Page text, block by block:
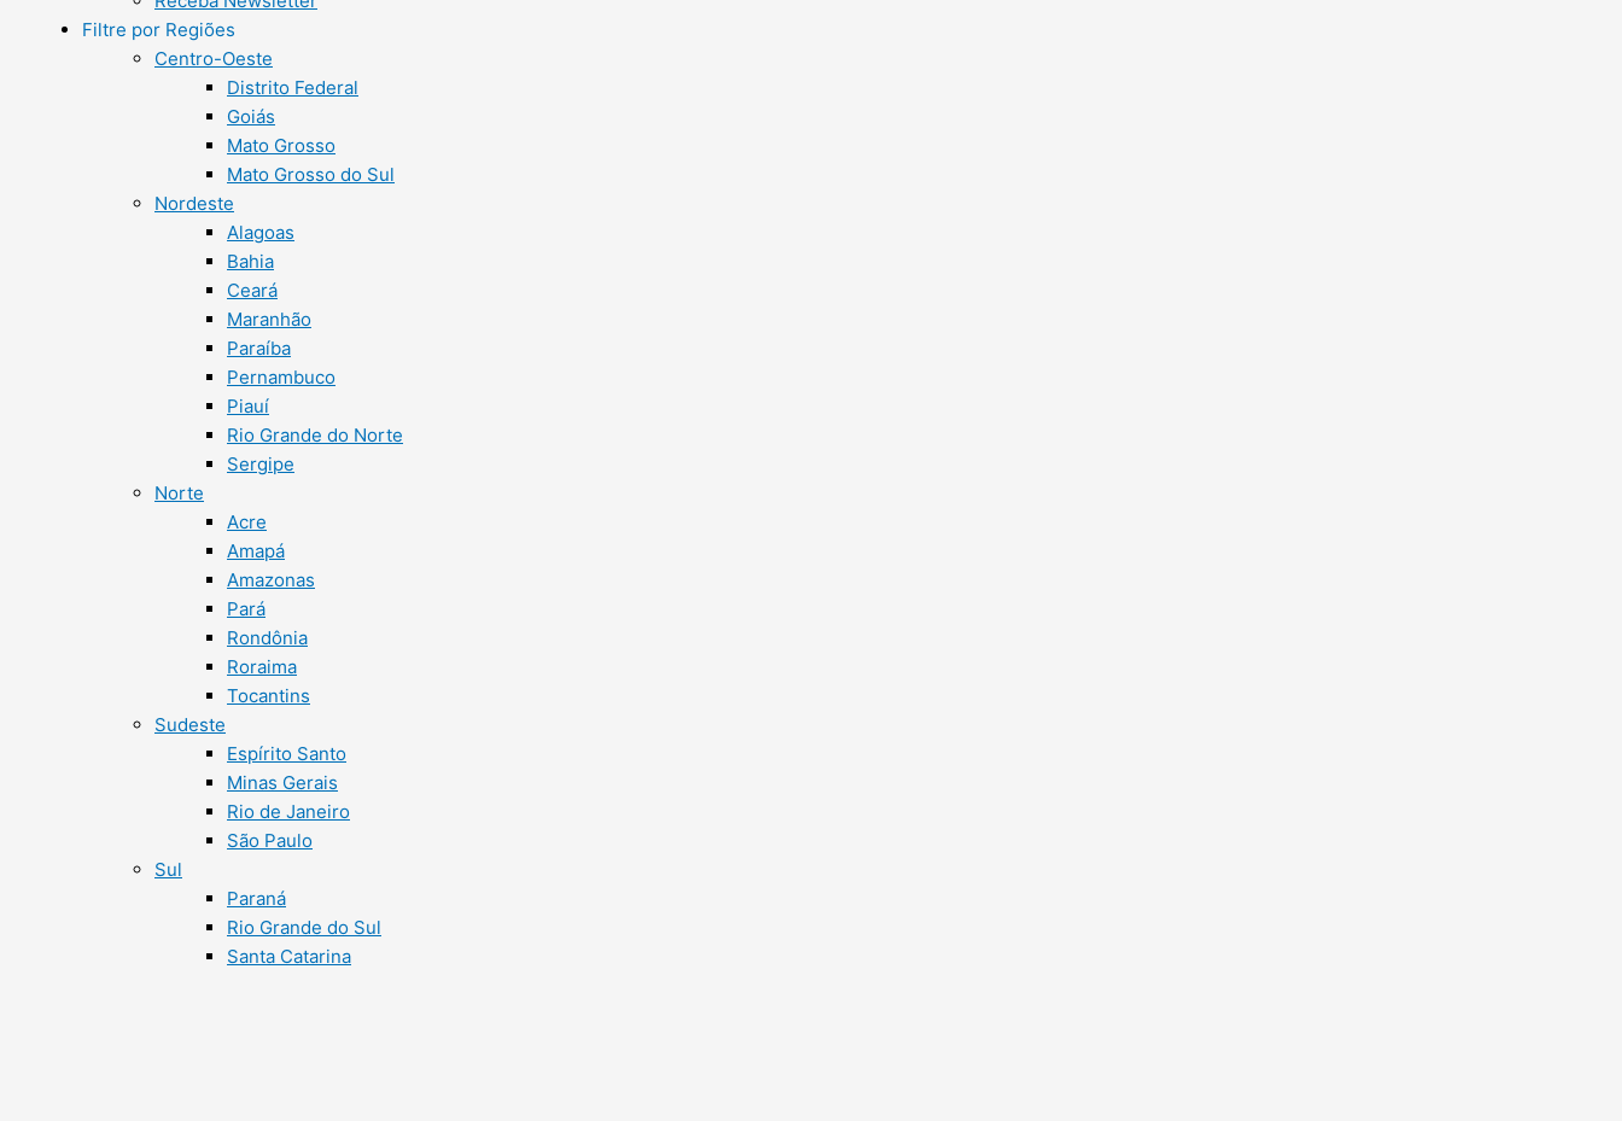
Filtre por Regiões
Centro-Oeste
Distrito Federal
Goiás
Mato Grosso
Mato Grosso do Sul
Nordeste
Alagoas
Bahia
Ceará
Maranhão
Paraíba
Pernambuco
Piauí
Rio Grande do Norte
Sergipe
Norte
Acre
Amapá
Amazonas
Pará
Rondônia
Roraima
Tocantins
Sudeste
Espírito Santo
Minas Gerais
Rio de Janeiro
São Paulo
Sul
Paraná
Rio Grande do Sul
Santa Catarina